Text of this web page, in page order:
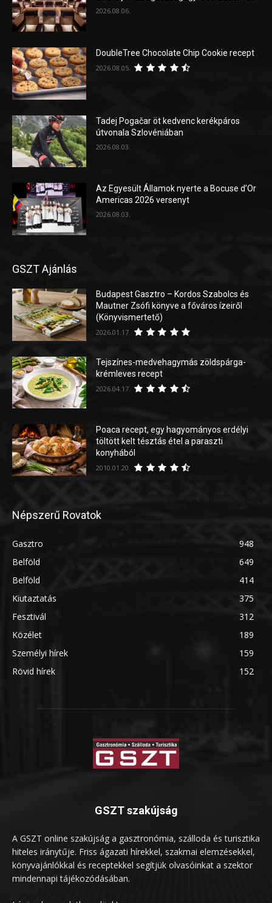
2026.08.06.
DoubleTree Chocolate Chip Cookie recept
2026.08.05.
Tadej Pogačar öt kedvenc kerékpáros
útvonala Szlovéniában
2026.08.03.
Az Egyesült Államok nyerte a Bocuse d’Or
Americas 2026 versenyt
2026.08.03.
GSZT Ajánlás
Budapest Gasztro – Kordos Szabolcs és
Mautner Zsófi könyve a főváros ízeiről
(Könyvismertető)
2026.01.17.
Tejszínes-medvehagymás zöldspárga-
krémleves recept
2026.04.17.
Poaca recept, egy hagyományos erdélyi
töltött kelt tésztás étel a paraszti
konyhából
2010.01.20.
Népszerű Rovatok
Gasztro
948
Belföld
649
Belföld
414
Kiutaztatás
375
Fesztivál
312
Közélet
189
Személyi hírek
159
Rövid hírek
152
GSZT szakújság
A GSZT online szakújság a gasztronómia, szálloda és turisztika
hiteles iránytűje. Friss ágazati hírekkel, szakmai elemzésekkel,
könyvajánlókkal és receptekkel segítjük olvasóinkat a szektor
mindennapi tájékozódásában.